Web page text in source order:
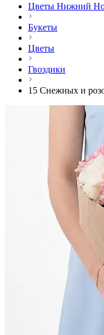
Цветы Нижний
Букеты
Цветы
Гвоздики
15 Снежных и